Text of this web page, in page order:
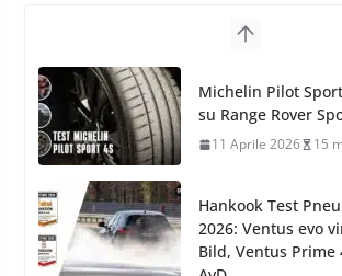
Azoto
26 Marzo 2025 2
Hankook Test
2026: Ventus evo
Bild, Ventus Prime
Test Gomme 2026